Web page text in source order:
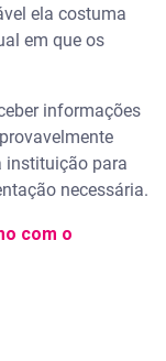
ela costuma
em que os
informações
instituição para
necessária.
com o